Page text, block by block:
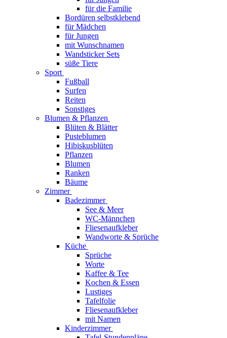
für die Familie
Bordüren selbstklebend
für Mädchen
für Jungen
mit Wunschnamen
Wandsticker Sets
süße Tiere
Sport
Fußball
Surfen
Reiten
Sonstiges
Blumen & Pflanzen
Blüten & Blätter
Pusteblumen
Hibiskusblüten
Pflanzen
Blumen
Ranken
Bäume
Zimmer
Badezimmer
See & Meer
WC-Männchen
Fliesenaufkleber
Wandworte & Sprüche
Küche
Sprüche
Worte
Kaffee & Tee
Kochen & Essen
Lustiges
Tafelfolie
Fliesenaufkleber
mit Namen
Kinderzimmer